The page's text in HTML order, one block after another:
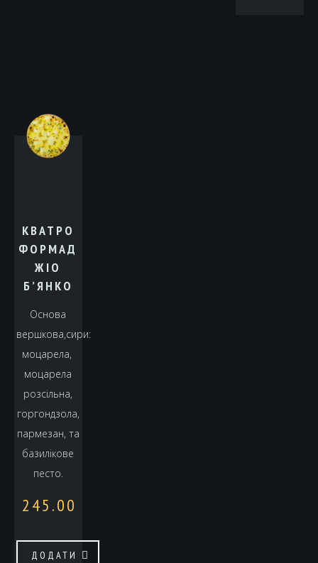
КВАТРО
ФОРМАД
ЖІО
Б’ЯНКО
Основа
вершкова,сири:
моцарела,
моцарела
розсільна,
горгондзола,
пармезан, та
базилікове
песто.
245.00
ДОДАТИ